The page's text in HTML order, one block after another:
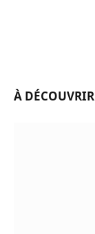
À DÉCOUVRIR